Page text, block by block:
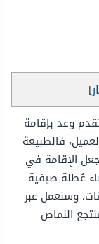
]
وعد بإقامة
فالطبيعة
الإقامة في
عُطلة صيفية
وسنعمل عبر
النماص